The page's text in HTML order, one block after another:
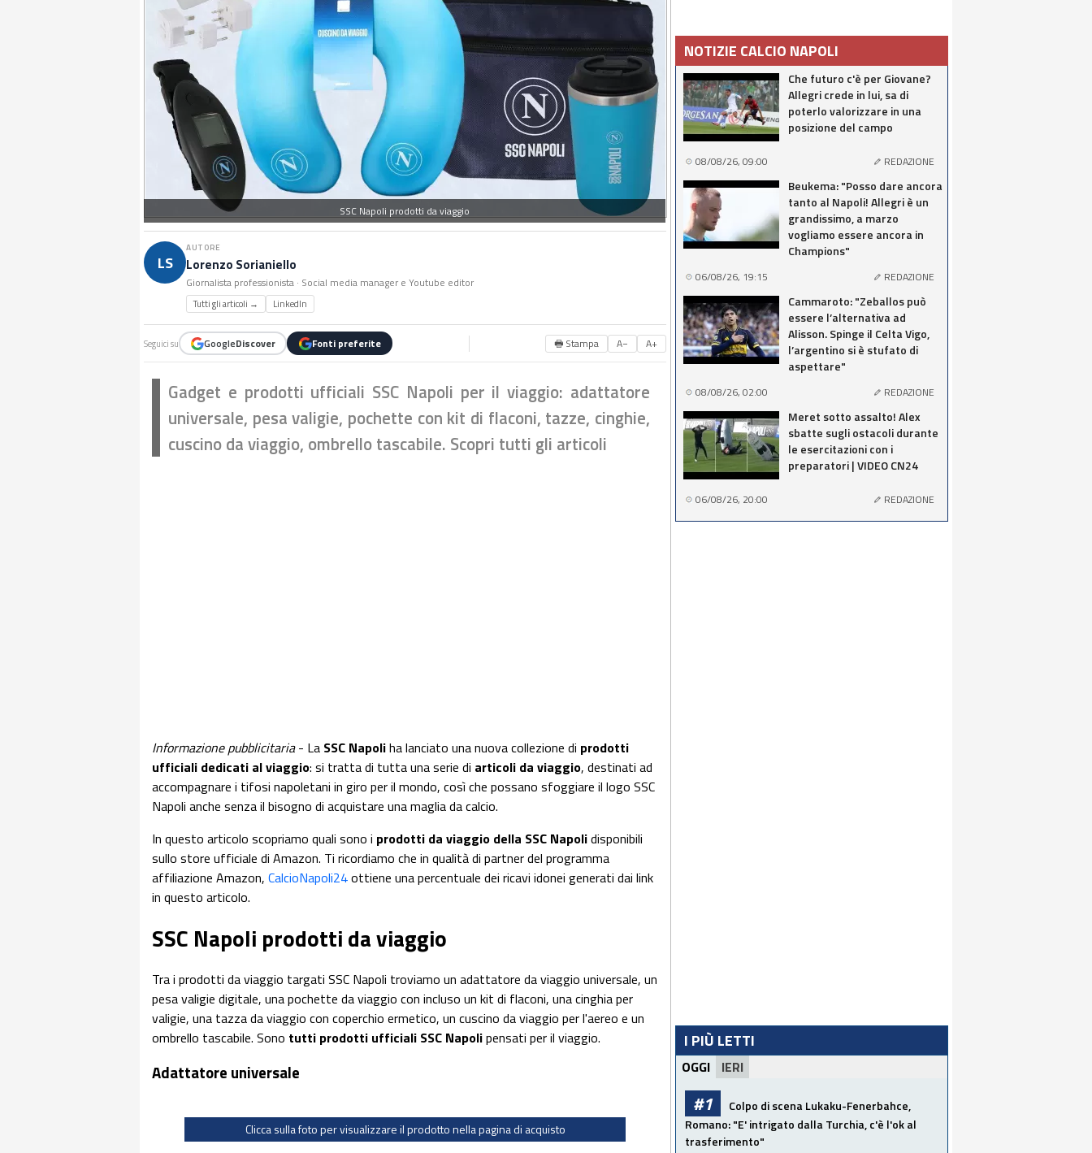
SSC Napoli prodotti da viaggio
LS
AUTORE
Lorenzo Sorianiello
Giornalista professionista · Social media manager e Youtube editor
Tutti gli articoli → LinkedIn
Seguici su GoogleDiscover Fonti preferite 🖶 Stampa A− A+
Gadget e prodotti ufficiali SSC Napoli per il viaggio: adattatore
universale, pesa valigie, pochette con kit di flaconi, tazze, cinghie,
cuscino da viaggio, ombrello tascabile. Scopri tutti gli articoli
Informazione pubblicitaria- La SSC Napoliha lanciato una nuova collezione di prodotti
ufficiali dedicati al viaggio: si tratta di tutta una serie di articoli da viaggio, destinati ad
accompagnare i tifosi napoletani in giro per il mondo, così che possano sfoggiare il logo SSC
Napoli anche senza il bisogno di acquistare una maglia da calcio.
In questo articolo scopriamo quali sono i prodotti da viaggio della SSC Napolidisponibili
sullo store ufficiale di Amazon. Ti ricordiamo che in qualità di partner del programma
affiliazione Amazon, CalcioNapoli24ottiene una percentuale dei ricavi idonei generati dai link
in questo articolo.
SSC Napoli prodotti da viaggio
Tra i prodotti da viaggio targati SSC Napoli troviamo un adattatore da viaggio universale, un
pesa valigie digitale, una pochette da viaggio con incluso un kit di flaconi, una cinghia per
valigie, una tazza da viaggio con coperchio ermetico, un cuscino da viaggio per l'aereo e un
ombrello tascabile. Sono tutti prodotti ufficiali SSC Napolipensati per il viaggio.
Adattatore universale
Clicca sulla foto per visualizzare il prodotto nella pagina di acquisto
NOTIZIE CALCIO NAPOLI
Che futuro c'è per Giovane?
Allegri crede in lui, sa di
poterlo valorizzare in una
posizione del campo
08/08/26, 09:00 REDAZIONE
Beukema: "Posso dare ancora
tanto al Napoli! Allegri è un
grandissimo, a marzo
vogliamo essere ancora in
Champions"
06/08/26, 19:15 REDAZIONE
Cammaroto: "Zeballos può
essere l’alternativa ad
Alisson. Spinge il Celta Vigo,
l’argentino si è stufato di
aspettare"
08/08/26, 02:00 REDAZIONE
Meret sotto assalto! Alex
sbatte sugli ostacoli durante
le esercitazioni con i
preparatori | VIDEO CN24
06/08/26, 20:00 REDAZIONE
I PIÙ LETTI
OGGI IERI
#1
Colpo di scena Lukaku-Fenerbahce,
Romano: "E' intrigato dalla Turchia, c'è l'ok al
trasferimento"